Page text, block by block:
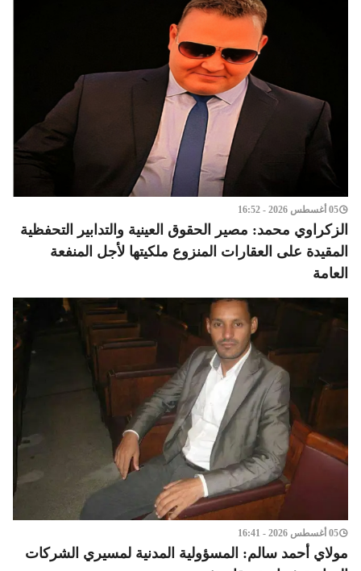
05 أغسطس 2026 - 16:52
الزكراوي محمد: مصير الحقوق العينية والتدابير التحفظية
المقيدة على العقارات المنزوع ملكيتها لأجل المنفعة
العامة
05 أغسطس 2026 - 16:41
مولاي أحمد سالم: المسؤولية المدنية لمسيري الشركات